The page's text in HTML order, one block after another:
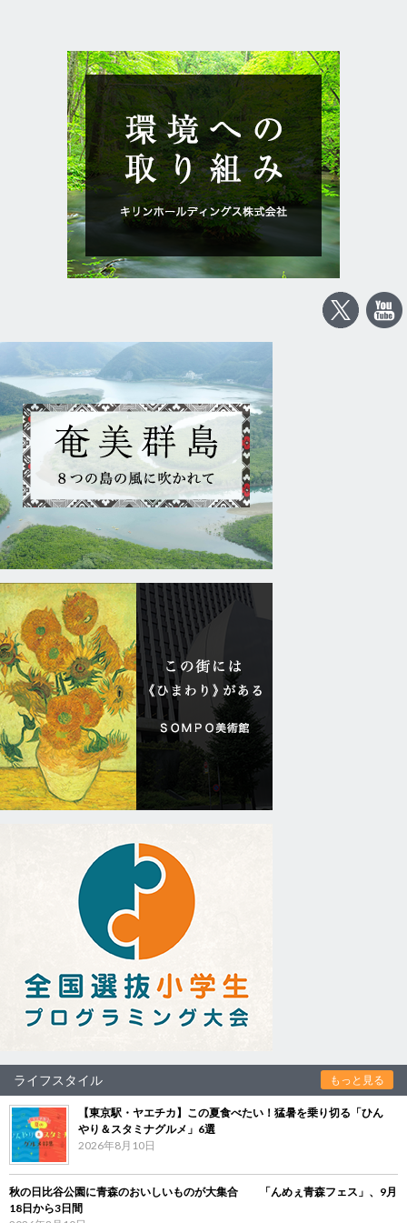
ライフスタイル もっと見る
【東京駅・ヤエチカ】この夏食べたい！猛暑を乗り切る「ひん
やり＆スタミナグルメ」6選
2026年8月10日
秋の日比谷公園に青森のおいしいものが大集合 「んめぇ青森フェス」、9月
18日から3日間